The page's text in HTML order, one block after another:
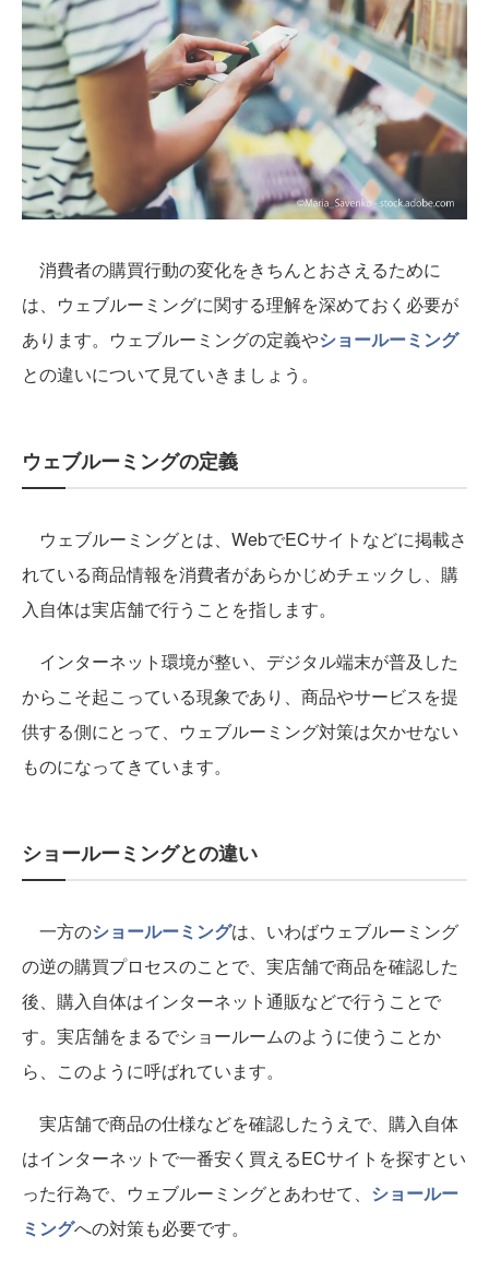
消費者の購買行動の変化をきちんとおさえるために
は、ウェブルーミングに関する理解を深めておく必要が
あります。ウェブルーミングの定義やショールーミング
との違いについて見ていきましょう。
ウェブルーミングの定義
ウェブルーミングとは、WebでECサイトなどに掲載さ
れている商品情報を消費者があらかじめチェックし、購
入自体は実店舗で行うことを指します。
インターネット環境が整い、デジタル端末が普及した
からこそ起こっている現象であり、商品やサービスを提
供する側にとって、ウェブルーミング対策は欠かせない
ものになってきています。
ショールーミングとの違い
一方のショールーミングは、いわばウェブルーミング
の逆の購買プロセスのことで、実店舗で商品を確認した
後、購入自体はインターネット通販などで行うことで
す。実店舗をまるでショールームのように使うことか
ら、このように呼ばれています。
実店舗で商品の仕様などを確認したうえで、購入自体
はインターネットで一番安く買えるECサイトを探すとい
った行為で、ウェブルーミングとあわせて、 ショールー
ミングへの対策も必要です。